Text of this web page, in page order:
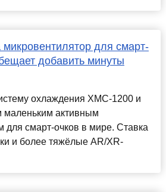
микровентилятор для смарт-
добавить минуты
охлаждения XMC-1200 и
маленьким активным
для смарт-очков в мире. Ставка
и более тяжёлые AR/XR-